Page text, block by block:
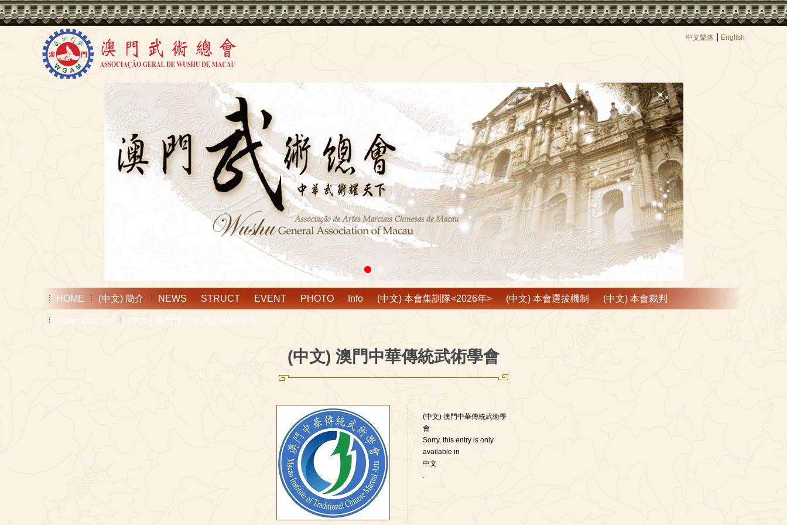
中文繁体 English
HOME (中文) 簡介 NEWS STRUCT EVENT PHOTO Info (中文) 本會集訓隊<2026年> (中文) 本會選拔機制 (中文) 本會裁判
Download file (中文) 澳門青少年武術學校通告
(中文) 澳門中華傳統武術學會
(中文) 澳門中華傳統武術學
會
Sorry, this entry is only
available in
中文
.